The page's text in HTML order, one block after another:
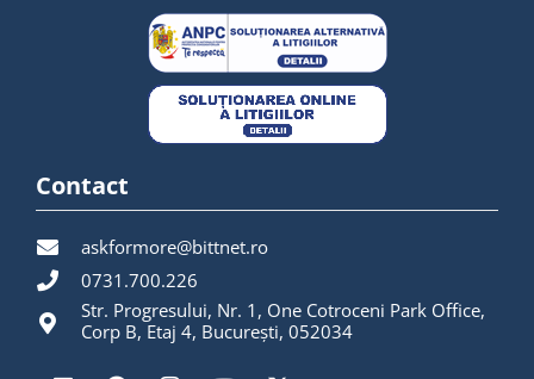
Contact
askformore@bittnet.ro
0731.700.226
Str. Progresului, Nr. 1, One Cotroceni Park Office,
Corp B, Etaj 4, București, 052034